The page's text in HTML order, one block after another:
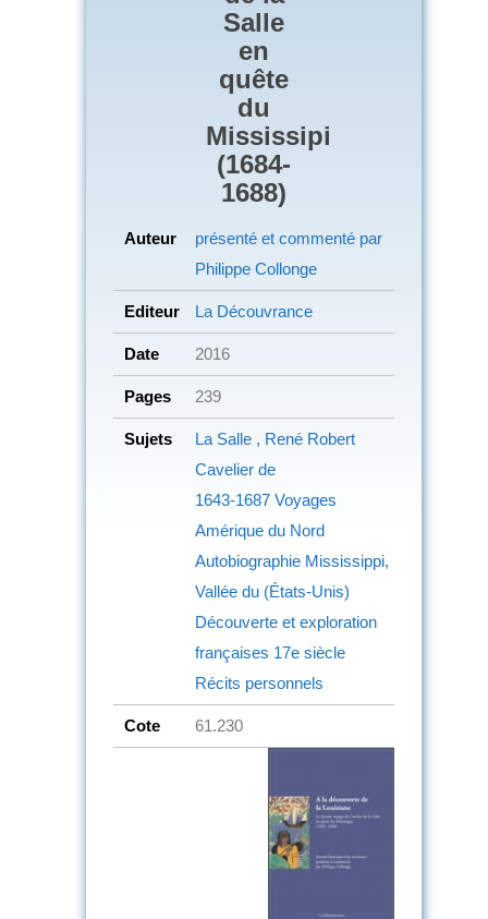
Salle
en
quête
du
Mississipi
(1684-
1688)
Auteur
présenté et commenté par
Philippe Collonge
Editeur La Découvrance
Date 2016
Pages 239
Sujets
La Salle , René Robert
Cavelier de
1643-1687 Voyages
Amérique du Nord
Autobiographie Mississippi,
Vallée du (États-Unis)
Découverte et exploration
françaises 17e siècle
Récits personnels
Cote 61.230